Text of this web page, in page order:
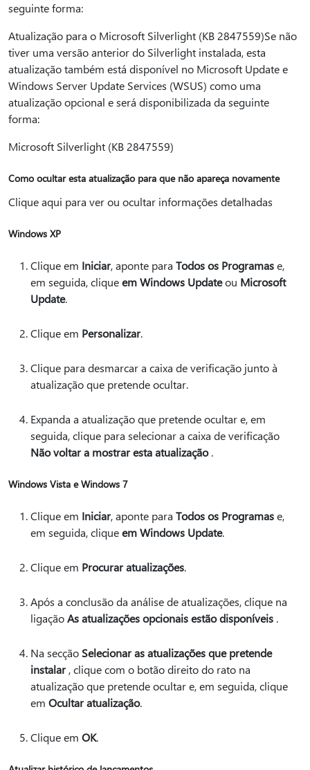
seguinte forma:
Atualização para o Microsoft Silverlight (KB 2847559)Se não
tiver uma versão anterior do Silverlight instalada, esta
atualização também está disponível no Microsoft Update e
Windows Server Update Services (WSUS) como uma
atualização opcional e será disponibilizada da seguinte
forma:
Microsoft Silverlight (KB 2847559)
Como ocultar esta atualização para que não apareça novamente
Clique aqui para ver ou ocultar informações detalhadas
Windows XP
Clique em Iniciar, aponte para Todos os Programase,
em seguida, cliqueem Windows Updateou Microsoft
Update.
Clique em Personalizar.
Clique para desmarcar a caixa de verificação junto à
atualização que pretende ocultar.
Expanda a atualização que pretende ocultar e, em
seguida, clique para selecionar a caixa de verificação
Não voltar a mostrar esta atualização.
Windows Vista e Windows 7
Clique em Iniciar, aponte para Todos os Programase,
em seguida, cliqueem Windows Update.
Clique em Procurar atualizações.
Após a conclusão da análise de atualizações, clique na
ligaçãoAs atualizações opcionais estão disponíveis .
Na secção Selecionar as atualizações que pretende
instalar, clique com o botão direito do rato na
atualização que pretende ocultar e, em seguida, clique
em Ocultar atualização.
Clique em OK.